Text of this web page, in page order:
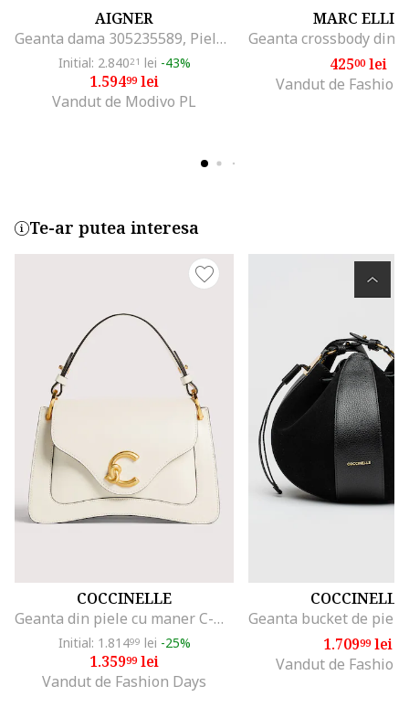
AIGNER
Geanta dama 305235589, Piele naturala, Gri
Initial: 2.84021 lei -43%
1.59499lei
Vandut de Modivo PL
MARC ELLIS
42500lei
Vandut de Fashion
Te-ar putea interesa
COCCINELLE
Geanta din piele cu maner C-Me, Alb
Initial: 1.81499 lei -25%
1.35999lei
Vandut de Fashion Days
COCCINELLE
1.70999lei
Vandut de Fashion